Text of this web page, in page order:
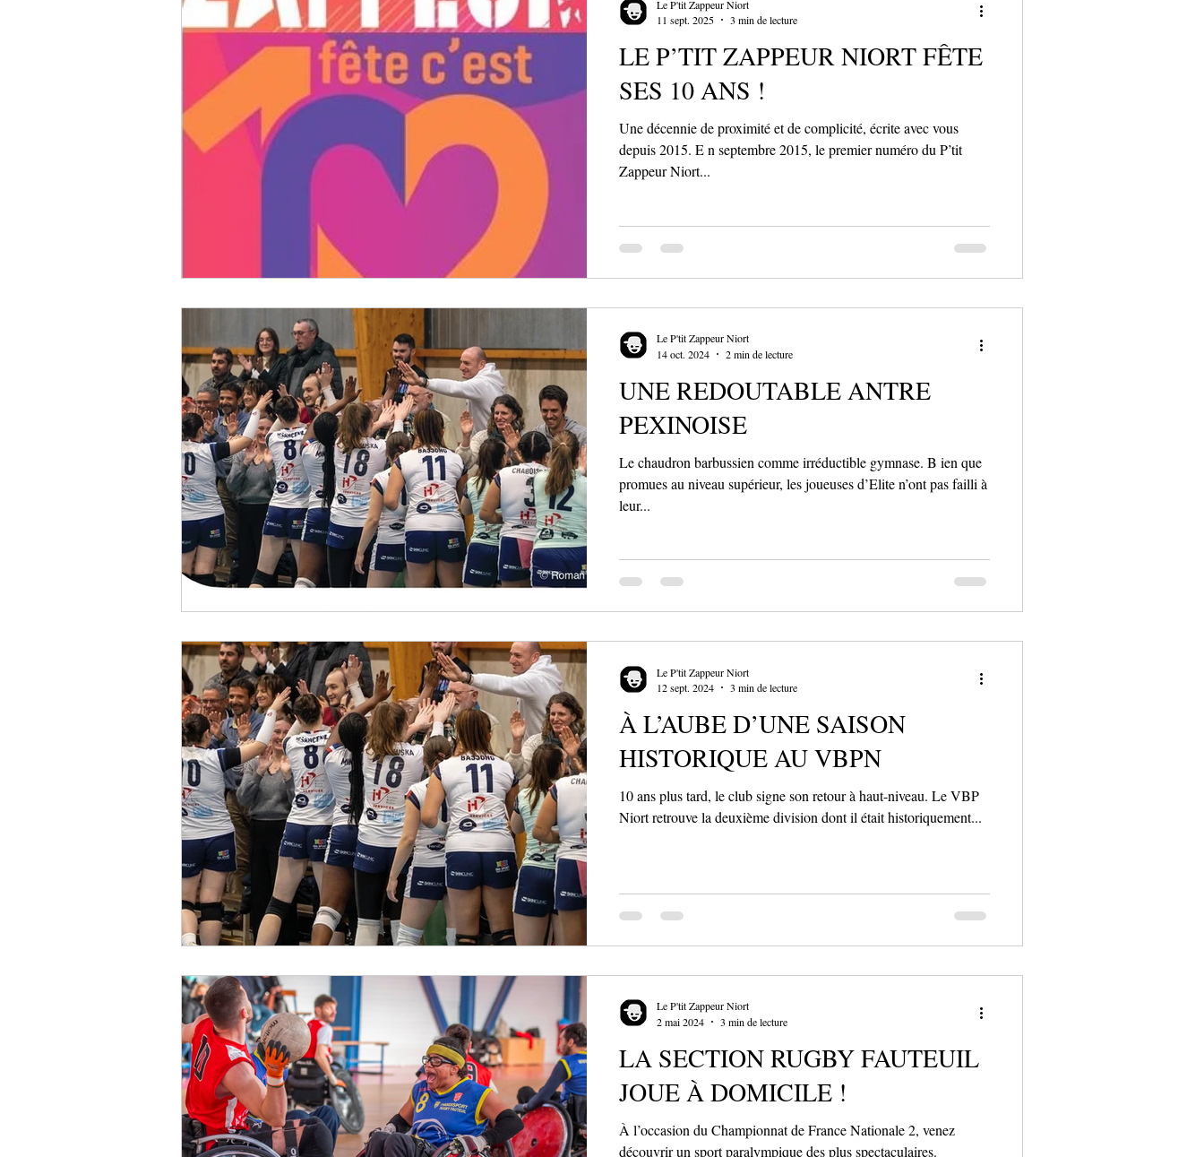
LE P’TIT ZAPPEUR NIORT FÊTE
SES 10 ANS !
Une décennie de proximité et de complicité, écrite avec vous
depuis 2015. E n septembre 2015, le premier numéro du P’tit
Zappeur Niort...
Le P'tit Zappeur Niort
11 sept. 2025
3 min de lecture
UNE REDOUTABLE ANTRE
PEXINOISE
Le chaudron barbussien comme irréductible gymnase. B ien que
promues au niveau supérieur, les joueuses d’Elite n’ont pas failli à
leur...
Le P'tit Zappeur Niort
14 oct. 2024
2 min de lecture
À L’AUBE D’UNE SAISON
HISTORIQUE AU VBPN
10 ans plus tard, le club signe son retour à haut-niveau. Le VBP
Niort retrouve la deuxième division dont il était historiquement...
Le P'tit Zappeur Niort
12 sept. 2024
3 min de lecture
LA SECTION RUGBY FAUTEUIL
JOUE À DOMICILE !
À l’occasion du Championnat de France Nationale 2, venez
découvrir un sport paralympique des plus spectaculaires.
Le P'tit Zappeur Niort
2 mai 2024
3 min de lecture